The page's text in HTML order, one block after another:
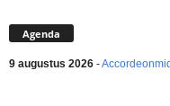
Agenda
9 augustus 2026 -